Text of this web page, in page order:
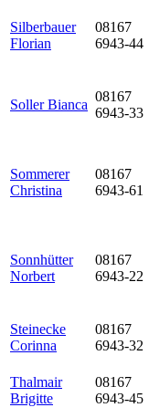
Silberbauer
Florian
08167
6943-44
Soller Bianca
08167
6943-33
Sommerer
Christina
08167
6943-61
Sonnhütter
Norbert
08167
6943-22
Steinecke
Corinna
08167
6943-32
Thalmair
Brigitte
08167
6943-45